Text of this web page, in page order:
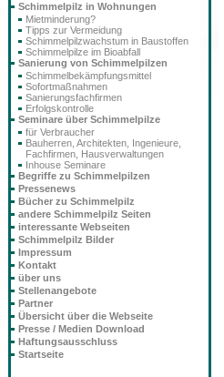
Schimmelpilz in Wohnungen
Mietminderung?
Tipps zur Vermeidung
Schimmelpilzwachstum in Baustoffen
Schimmelpilze im Bioabfall
Sanierung von Schimmelpilzen
Schimmelbekämpfungsmittel
Sofortmaßnahmen
Sanierungsfachfirmen
Erfolgskontrolle
Seminare über Schimmelpilze
für Verbraucher
Bauherren, Architekten, Ingenieure,
Fachfirmen, Hausverwaltungen
Inhouse Seminare
Begriffe zu Schimmelpilzen
Pressenews
Bücher zu Schimmelpilz
andere Schimmelpilz Seiten
interessante Webseiten
Schimmelpilz Bilder
Impressum
Kontakt
über uns
Stellenangebote
Partner
Übersicht über die Webseite
Presse / Medien Download
Haftungsausschluss
Startseite